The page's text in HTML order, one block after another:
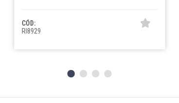
CÓD:
RI8929